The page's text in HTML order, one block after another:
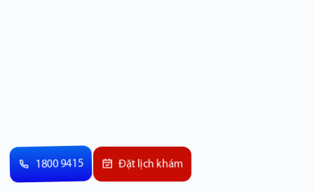
1800 9415 Đặt lịch khám